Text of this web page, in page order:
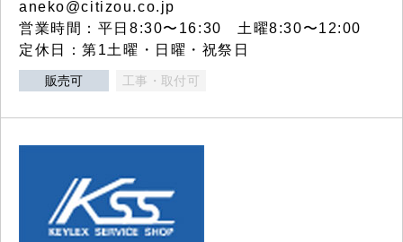
aneko@citizou.co.jp
営業時間：平日8:30〜16:30 土曜8:30〜12:00
定休日：第1土曜・日曜・祝祭日
販売可 工事・取付可